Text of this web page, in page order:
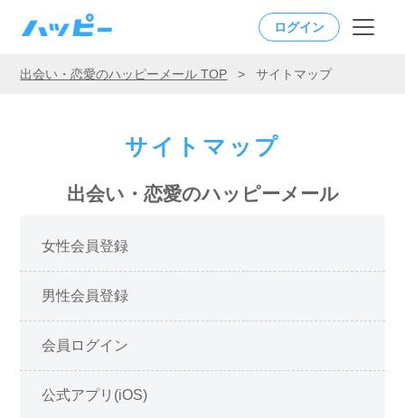
ログイン
出会い・恋愛のハッピーメール TOP > サイトマップ
サイトマップ
出会い・恋愛のハッピーメール
女性会員登録
男性会員登録
会員ログイン
公式アプリ(iOS)